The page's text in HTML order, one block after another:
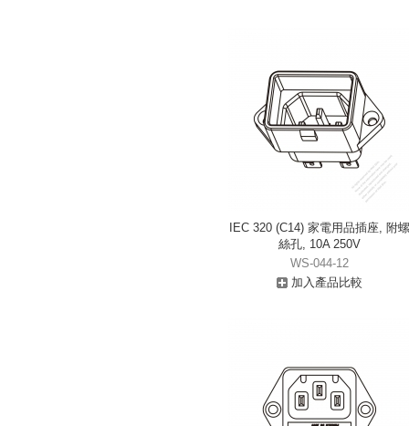
IEC 320 (C14) 家電用品插座, 附螺
絲孔, 10A 250V
WS-044-12
加入產品比較